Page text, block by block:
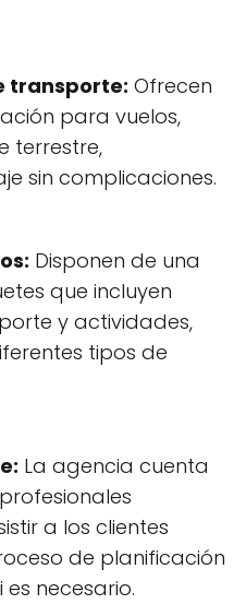
transporte: Ofrecen
para vuelos,
terrestre,
sin complicaciones.
Disponen de una
que incluyen
y actividades,
tipos de
La agencia cuenta
a los clientes
de planificación
es necesario.